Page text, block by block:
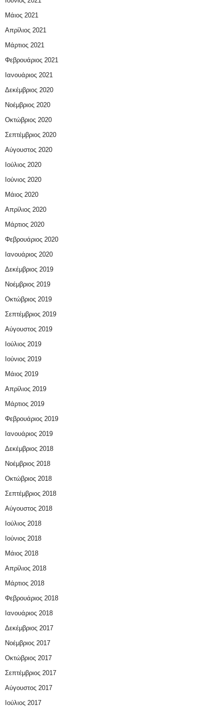
Μάιος 2021
Απρίλιος 2021
Μάρτιος 2021
Φεβρουάριος 2021
Ιανουάριος 2021
Δεκέμβριος 2020
Νοέμβριος 2020
Οκτώβριος 2020
Σεπτέμβριος 2020
Αύγουστος 2020
Ιούλιος 2020
Ιούνιος 2020
Μάιος 2020
Απρίλιος 2020
Μάρτιος 2020
Φεβρουάριος 2020
Ιανουάριος 2020
Δεκέμβριος 2019
Νοέμβριος 2019
Οκτώβριος 2019
Σεπτέμβριος 2019
Αύγουστος 2019
Ιούλιος 2019
Ιούνιος 2019
Μάιος 2019
Απρίλιος 2019
Μάρτιος 2019
Φεβρουάριος 2019
Ιανουάριος 2019
Δεκέμβριος 2018
Νοέμβριος 2018
Οκτώβριος 2018
Σεπτέμβριος 2018
Αύγουστος 2018
Ιούλιος 2018
Ιούνιος 2018
Μάιος 2018
Απρίλιος 2018
Μάρτιος 2018
Φεβρουάριος 2018
Ιανουάριος 2018
Δεκέμβριος 2017
Νοέμβριος 2017
Οκτώβριος 2017
Σεπτέμβριος 2017
Αύγουστος 2017
Ιούλιος 2017